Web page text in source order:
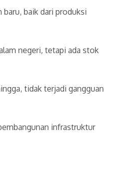
baik dari produksi
negeri, tetapi ada stok
tidak terjadi gangguan
infrastruktur